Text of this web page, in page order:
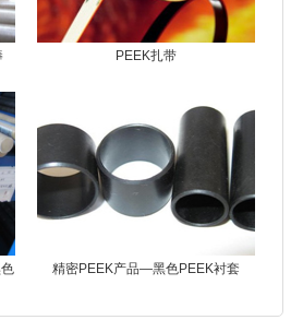
PEEK扎带
精密PEEK产品—黑色PEEK衬套